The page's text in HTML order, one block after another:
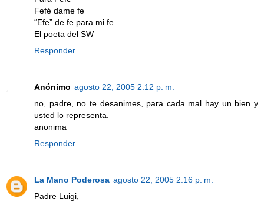
Fefé dame fe
“Efe” de fe para mi fe
El poeta del SW
Responder
Anónimo agosto 22, 2005 2:12 p. m.
no, padre, no te desanimes, para cada mal hay un bien y
usted lo representa.
anonima
Responder
La Mano Poderosa agosto 22, 2005 2:16 p. m.
Padre Luigi,